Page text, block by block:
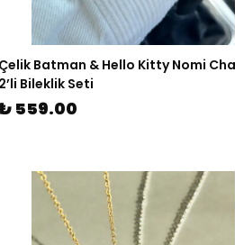
Çelik Batman & Hello Kitty Nomi
2’li Bileklik Seti
559.00